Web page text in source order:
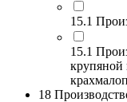
15.1
15.1
крупяной
18